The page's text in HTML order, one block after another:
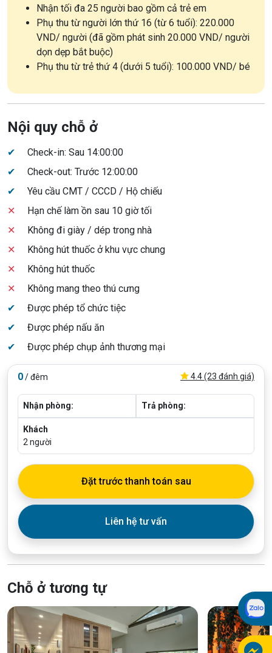
Nhận tối đa 25 người bao gồm cả trẻ em
Phụ thu từ người lớn thứ 16 (từ 6 tuổi): 220.000
VND/ người (đã gồm phát sinh 20.000 VND/ người
dọn dẹp bắt buộc)
Phụ thu từ trẻ thứ 4 (dưới 5 tuổi): 100.000 VND/ bé
Nội quy chỗ ở
✔
Check-in: Sau 14:00:00
✔
Check-out: Trước 12:00:00
✔
Yêu cầu CMT / CCCD / Hộ chiếu
✕
Hạn chế làm ồn sau 10 giờ tối
✕
Không đi giày / dép trong nhà
✕
Không hút thuốc ở khu vực chung
✕
Không hút thuốc
✕
Không mang theo thú cưng
✔
Được phép tổ chức tiệc
✔
Được phép nấu ăn
✔
Được phép chụp ảnh thương mại
0/ đêm 4.4 (23 đánh giá)
Nhận phòng: Trả phòng:
Khách
2 người
Đặt trước thanh toán sau
Liên hệ tư vấn
Chỗ ở tương tự